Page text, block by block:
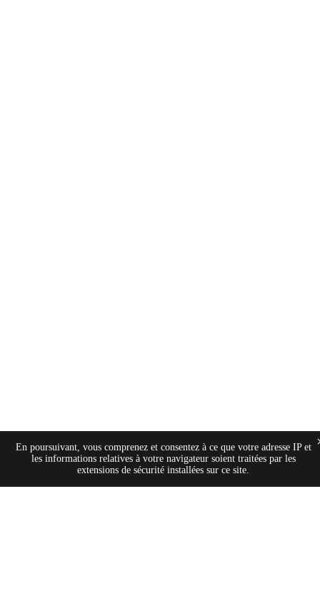
En poursuivant, vous comprenez et consentez à ce que votre adresse IP et
les informations relatives à votre navigateur soient traitées par les
extensions de sécurité installées sur ce site.